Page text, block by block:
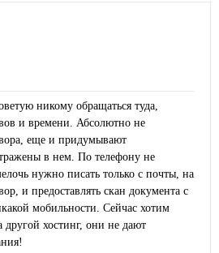
никому обращаться туда,
и времени. Абсолютно не
еще и придумывают
в нем. По телефону не
нужно писать только с почты, на
и предоставлять скан документа с
мобильности. Сейчас хотим
другой хостинг, они не дают